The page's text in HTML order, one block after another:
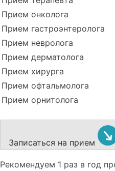
Прием онколога
Прием гастроэнтеролога
Прием невролога
Прием дерматолога
Прием хирурга
Прием офтальмолога
Прием орнитолога
Записаться на прием
Рекомендуем 1 раз в год